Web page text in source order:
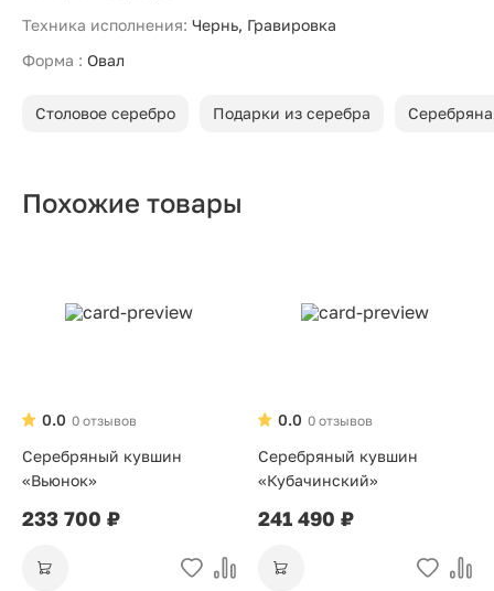
Техника исполнения: Чернь, Гравировка
Форма : Овал
Столовое серебро Подарки из серебра
Похожие товары
0 отзывов
0.0
Серебряный кувшин
«Вьюнок»
233 700 ₽
0 отзывов
0.0
Серебряный кувшин
«Кубачинский»
241 490 ₽